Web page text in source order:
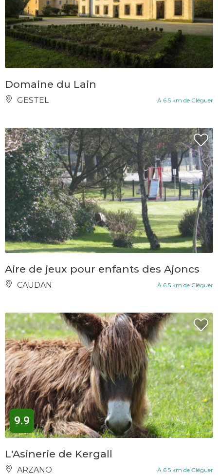
Domaine du Lain
GESTEL À 6.5 km de Cléguer
Aire de jeux pour enfants des Ajoncs
CAUDAN À 6.5 km de Cléguer
9.9
L'Asinerie de Kergall
ARZANO À 6.5 km de Cléguer